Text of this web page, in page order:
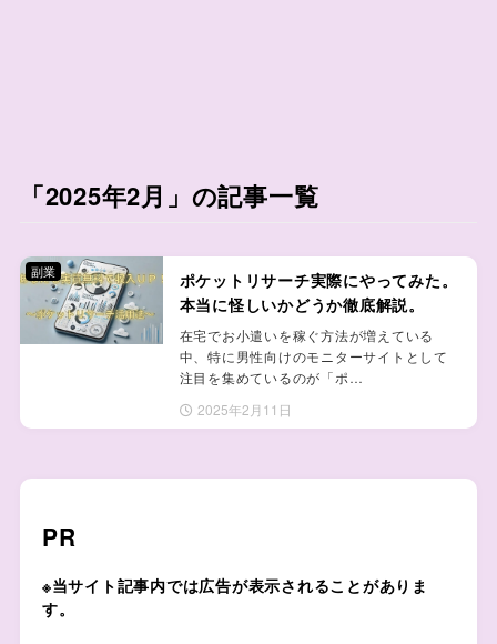
「2025年2月」の記事一覧
ポケットリサーチ実際にやってみた。
本当に怪しいかどうか徹底解説。
在宅でお小遣いを稼ぐ方法が増えている
中、特に男性向けのモニターサイトとして
注目を集めているのが「ポ…
2025年2月11日
副業
PR
※当サイト記事内では広告が表示されることがありま
す。